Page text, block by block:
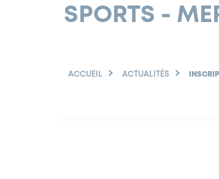
SPORTS -
ACCUEIL ACTUALITÉS